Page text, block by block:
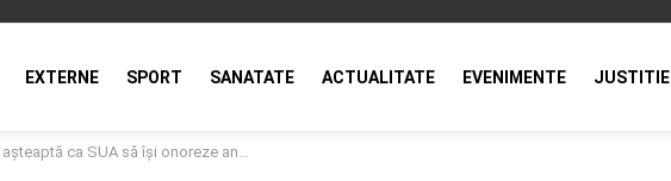
EXTERNE SPORT SANATATE ACTUALITATE EVENIMENTE JUSTITIE
SUA să își onoreze angajamentele din acordul comercial, în pofida amenințărilor la adresa Spaniei